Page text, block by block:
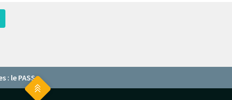
: le PASS+